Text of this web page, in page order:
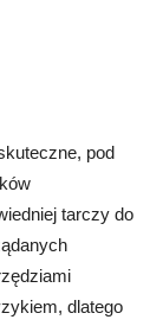
pod
tarczy do
dlatego